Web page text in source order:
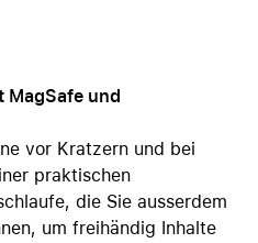
MagSafe und
vor Kratzern und bei
praktischen
die Sie ausserdem
um freihändig Inhalte